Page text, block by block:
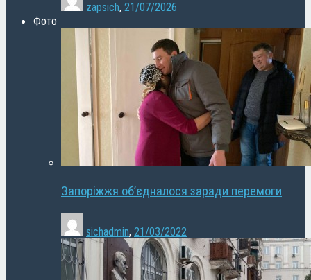
zapsich, 21/07/2026
Фото
Запоріжжя об’єдналося заради перемоги
sichadmin, 21/03/2022